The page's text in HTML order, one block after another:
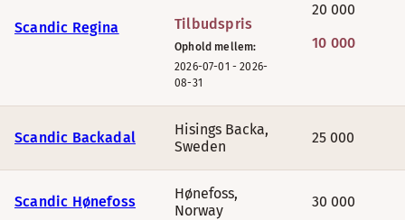
Scandic Regina
Tilbudspris
Ophold mellem:
2026-07-01 -2026-
08-31
20 000
10 000
Scandic Backadal Hisings Backa,
Sweden
25 000
Scandic Hønefoss Hønefoss,
Norway
30 000